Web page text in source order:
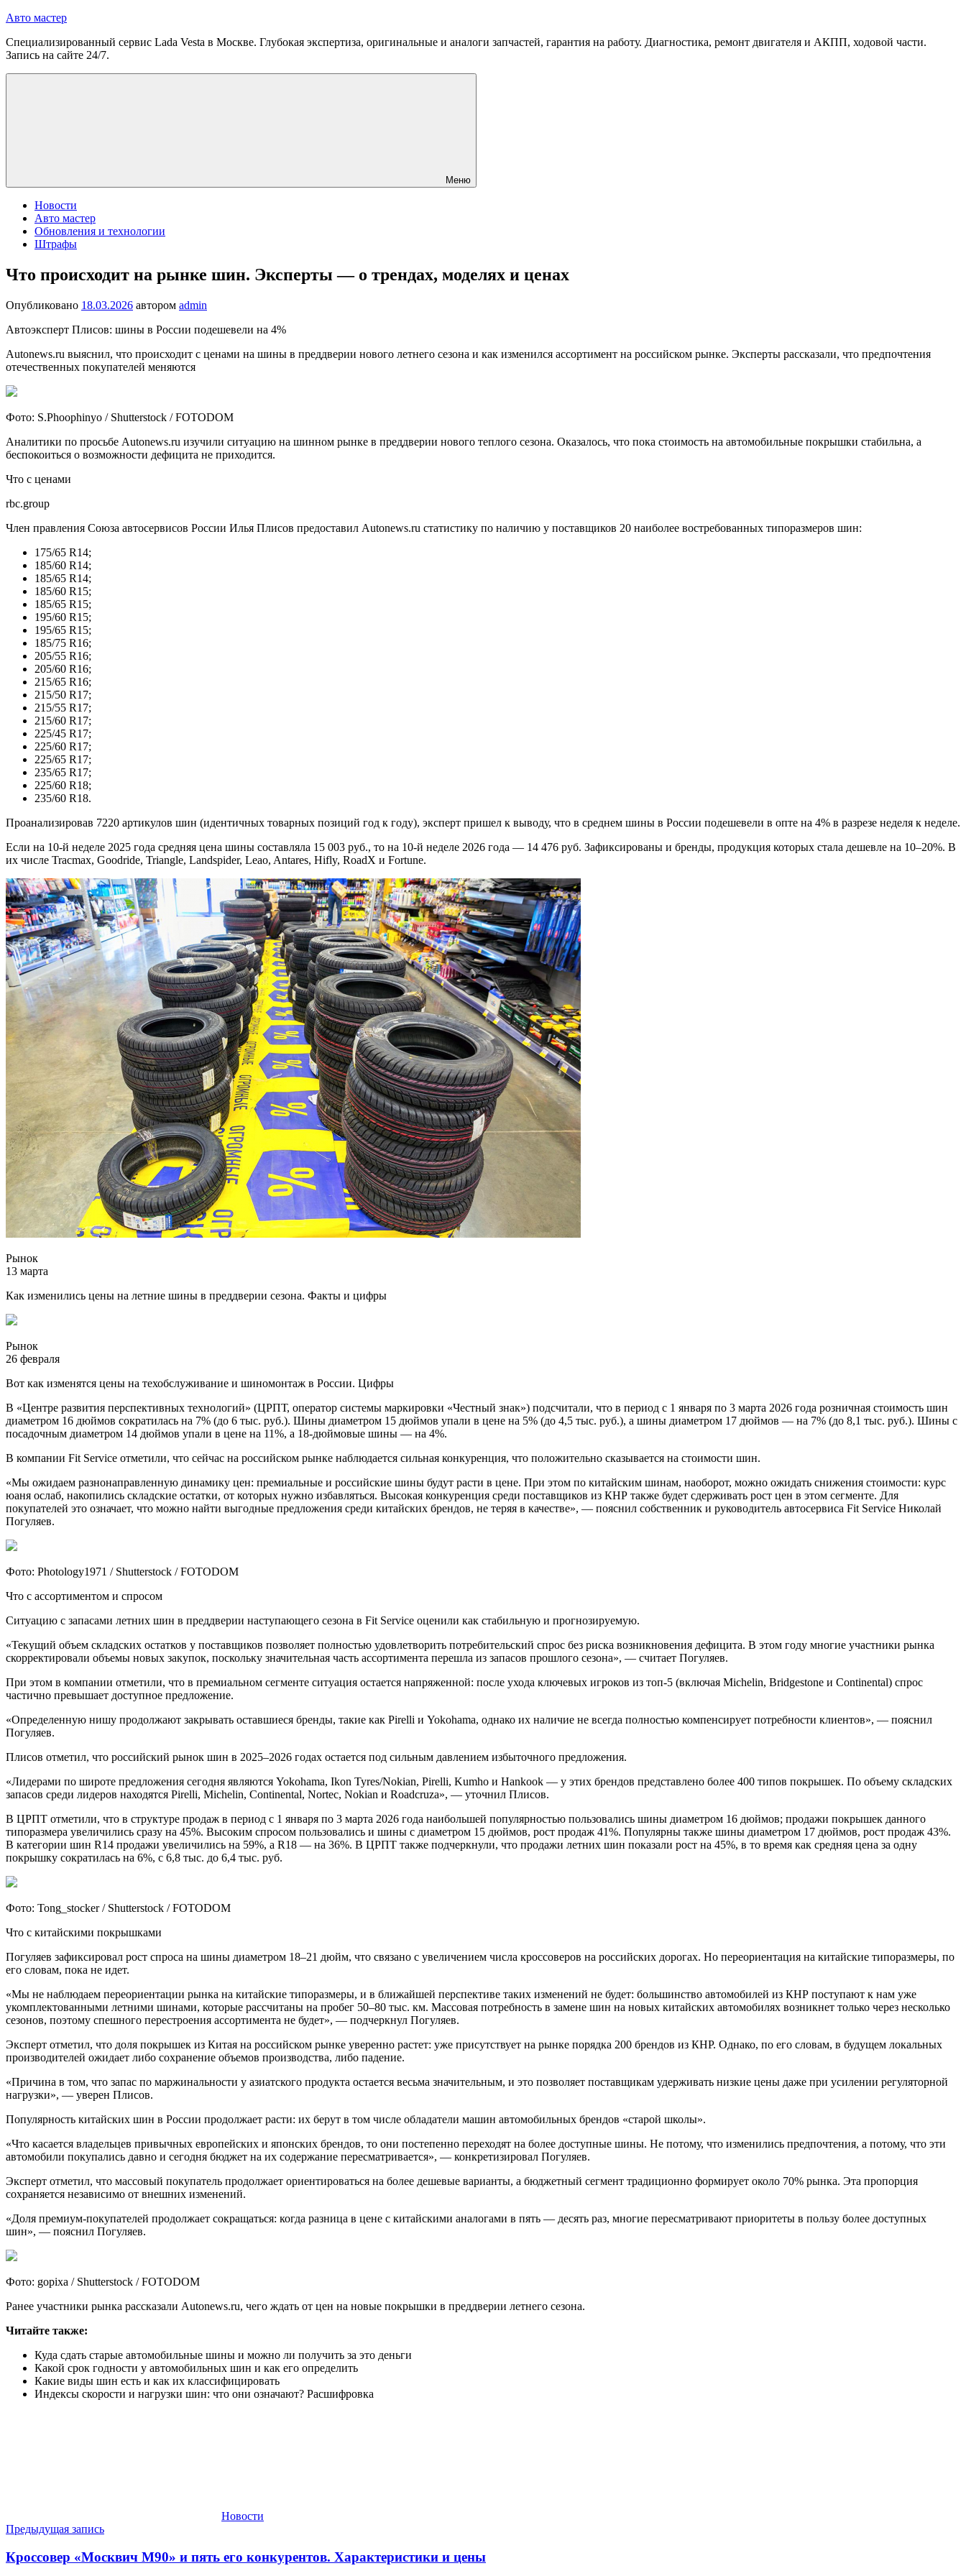
Перейти
содержимому
Авто мастер
Специализированный сервис Lada Vesta в Москве. Глубокая экспертиза, оригинальные и аналоги запчастей, гарантия на работу. Диагностика, ремонт двигателя и АКПП, ходовой части.
Запись на сайте 24/7.
Меню
Новости
Авто мастер
Обновления и технологии
Штрафы
Что происходит на рынке шин. Эксперты — о трендах, моделях и ценах
Опубликовано 18.03.2026 автором admin
Автоэксперт Плисов: шины в России подешевели на 4%
Autonews.ru выяснил, что происходит с ценами на шины в преддверии нового летнего сезона и как изменился ассортимент на российском рынке. Эксперты рассказали, что предпочтения
отечественных покупателей меняются
Фото: S.Phoophinyo / Shutterstock / FOTODOM
Аналитики по просьбе Autonews.ru изучили ситуацию на шинном рынке в преддверии нового теплого сезона. Оказалось, что пока стоимость на автомобильные покрышки стабильна, а
беспокоиться о возможности дефицита не приходится.
Что с ценами
rbc.group
Член правления Союза автосервисов России Илья Плисов предоставил Autonews.ru статистику по наличию у поставщиков 20 наиболее востребованных типоразмеров шин:
175/65 R14;
185/60 R14;
185/65 R14;
185/60 R15;
185/65 R15;
195/60 R15;
195/65 R15;
185/75 R16;
205/55 R16;
205/60 R16;
215/65 R16;
215/50 R17;
215/55 R17;
215/60 R17;
225/45 R17;
225/60 R17;
225/65 R17;
235/65 R17;
225/60 R18;
235/60 R18.
Проанализировав 7220 артикулов шин (идентичных товарных позиций год к году), эксперт пришел к выводу, что в среднем шины в России подешевели в опте на 4% в разрезе неделя к неделе.
Если на 10-й неделе 2025 года средняя цена шины составляла 15 003 руб., то на 10-й неделе 2026 года — 14 476 руб. Зафиксированы и бренды, продукция которых стала дешевле на 10–20%. В
их числе Tracmax, Goodride, Triangle, Landspider, Leao, Antares, Hifly, RoadX и Fortune.
Рынок
13 марта
Как изменились цены на летние шины в преддверии сезона. Факты и цифры
Рынок
26 февраля
Вот как изменятся цены на техобслуживание и шиномонтаж в России. Цифры
В «Центре развития перспективных технологий» (ЦРПТ, оператор системы маркировки «Честный знак») подсчитали, что в период с 1 января по 3 марта 2026 года розничная стоимость шин
диаметром 16 дюймов сократилась на 7% (до 6 тыс. руб.). Шины диаметром 15 дюймов упали в цене на 5% (до 4,5 тыс. руб.), а шины диаметром 17 дюймов — на 7% (до 8,1 тыс. руб.). Шины с
посадочным диаметром 14 дюймов упали в цене на 11%, а 18-дюймовые шины — на 4%.
В компании Fit Service отметили, что сейчас на российском рынке наблюдается сильная конкуренция, что положительно сказывается на стоимости шин.
«Мы ожидаем разнонаправленную динамику цен: премиальные и российские шины будут расти в цене. При этом по китайским шинам, наоборот, можно ожидать снижения стоимости: курс
юаня ослаб, накопились складские остатки, от которых нужно избавляться. Высокая конкуренция среди поставщиков из КНР также будет сдерживать рост цен в этом сегменте. Для
покупателей это означает, что можно найти выгодные предложения среди китайских брендов, не теряя в качестве», — пояснил собственник и руководитель автосервиса Fit Service Николай
Погуляев.
Фото: Photology1971 / Shutterstock / FOTODOM
Что с ассортиментом и спросом
Ситуацию с запасами летних шин в преддверии наступающего сезона в Fit Service оценили как стабильную и прогнозируемую.
«Текущий объем складских остатков у поставщиков позволяет полностью удовлетворить потребительский спрос без риска возникновения дефицита. В этом году многие участники рынка
скорректировали объемы новых закупок, поскольку значительная часть ассортимента перешла из запасов прошлого сезона», — считает Погуляев.
При этом в компании отметили, что в премиальном сегменте ситуация остается напряженной: после ухода ключевых игроков из топ-5 (включая Michelin, Bridgestone и Continental) спрос
частично превышает доступное предложение.
«Определенную нишу продолжают закрывать оставшиеся бренды, такие как Pirelli и Yokohama, однако их наличие не всегда полностью компенсирует потребности клиентов», — пояснил
Погуляев.
Плисов отметил, что российский рынок шин в 2025–2026 годах остается под сильным давлением избыточного предложения.
«Лидерами по широте предложения сегодня являются Yokohama, Ikon Tyres/Nokian, Pirelli, Kumho и Hankook — у этих брендов представлено более 400 типов покрышек. По объему складских
запасов среди лидеров находятся Pirelli, Michelin, Continental, Nortec, Nokian и Roadcruza», — уточнил Плисов.
В ЦРПТ отметили, что в структуре продаж в период с 1 января по 3 марта 2026 года наибольшей популярностью пользовались шины диаметром 16 дюймов; продажи покрышек данного
типоразмера увеличились сразу на 45%. Высоким спросом пользовались и шины с диаметром 15 дюймов, рост продаж 41%. Популярны также шины диаметром 17 дюймов, рост продаж 43%.
В категории шин R14 продажи увеличились на 59%, а R18 — на 36%. В ЦРПТ также подчеркнули, что продажи летних шин показали рост на 45%, в то время как средняя цена за одну
покрышку сократилась на 6%, с 6,8 тыс. до 6,4 тыс. руб.
Фото: Tong_stocker / Shutterstock / FOTODOM
Что с китайскими покрышками
Погуляев зафиксировал рост спроса на шины диаметром 18–21 дюйм, что связано с увеличением числа кроссоверов на российских дорогах. Но переориентация на китайские типоразмеры, по
его словам, пока не идет.
«Мы не наблюдаем переориентации рынка на китайские типоразмеры, и в ближайшей перспективе таких изменений не будет: большинство автомобилей из КНР поступают к нам уже
укомплектованными летними шинами, которые рассчитаны на пробег 50–80 тыс. км. Массовая потребность в замене шин на новых китайских автомобилях возникнет только через несколько
сезонов, поэтому спешного перестроения ассортимента не будет», — подчеркнул Погуляев.
Эксперт отметил, что доля покрышек из Китая на российском рынке уверенно растет: уже присутствует на рынке порядка 200 брендов из КНР. Однако, по его словам, в будущем локальных
производителей ожидает либо сохранение объемов производства, либо падение.
«Причина в том, что запас по маржинальности у азиатского продукта остается весьма значительным, и это позволяет поставщикам удерживать низкие цены даже при усилении регуляторной
нагрузки», — уверен Плисов.
Популярность китайских шин в России продолжает расти: их берут в том числе обладатели машин автомобильных брендов «старой школы».
«Что касается владельцев привычных европейских и японских брендов, то они постепенно переходят на более доступные шины. Не потому, что изменились предпочтения, а потому, что эти
автомобили покупались давно и сегодня бюджет на их содержание пересматривается», — конкретизировал Погуляев.
Эксперт отметил, что массовый покупатель продолжает ориентироваться на более дешевые варианты, а бюджетный сегмент традиционно формирует около 70% рынка. Эта пропорция
сохраняется независимо от внешних изменений.
«Доля премиум-покупателей продолжает сокращаться: когда разница в цене с китайскими аналогами в пять — десять раз, многие пересматривают приоритеты в пользу более доступных
шин», — пояснил Погуляев.
Фото: gopixa / Shutterstock / FOTODOM
Ранее участники рынка рассказали Autonews.ru, чего ждать от цен на новые покрышки в преддверии летнего сезона.
Читайте также:
Куда сдать старые автомобильные шины и можно ли получить за это деньги
Какой срок годности у автомобильных шин и как его определить
Какие виды шин есть и как их классифицировать
Индексы скорости и нагрузки шин: что они означают? Расшифровка
Новости
Навигация
по
записям
Предыдущая запись
Кроссовер «Москвич М90» и пять его конкурентов. Характеристики и цены